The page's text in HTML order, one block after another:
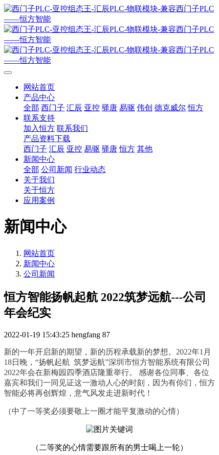
网站首页
产品中心
全部 西门子 汇辰 亚控 驿唐 易驱 伟创 德克威尔 恒方
联系支持
加入恒方 联系我们
产品资料下载
西门子 汇辰 亚控 易驱 驿唐 恒方 其他
新闻中心
全部 公司新闻 行业动态
关于我们
关于恒方
应用案例
新闻中心
网站首页
新闻中心
公司新闻
恒方智能扬帆起航 2022筑梦远航---公司
年会纪实
2022-01-19 15:43:25 hengfang 87
新的一年开启新的期望，新的历程承载新的梦想。2022年1月
18日晚，“扬帆起航 筑梦远航”深圳市恒方智能系统有限公司
2022年会在新梅园四季酒店隆重举行。 感谢各位同事、各位
嘉宾和我们一同见证这一激动人心的时刻，因为有你们，恒方
智能必将再创辉煌，意气风发走进新时代！
（中了一等奖必须要敬上一圈才能平复激动的心情）
（二等奖的心情需要跟所有的男士喝上一轮）